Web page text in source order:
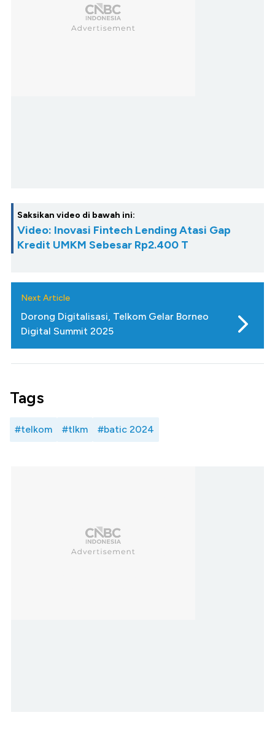
Saksikan video di bawah ini:
Video: Inovasi Fintech Lending Atasi Gap
Kredit UMKM Sebesar Rp2.400 T
Next Article
Dorong Digitalisasi, Telkom Gelar Borneo
Digital Summit 2025
Tags
#telkom #tlkm #batic 2024